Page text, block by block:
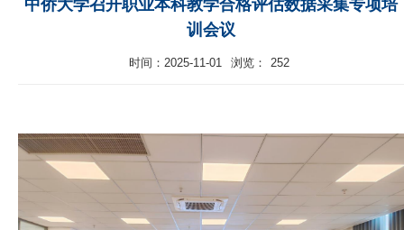
中侨大学召开职业本科教学合格评估数据采集专项培
训会议
时间：2025-11-01 浏览： 252